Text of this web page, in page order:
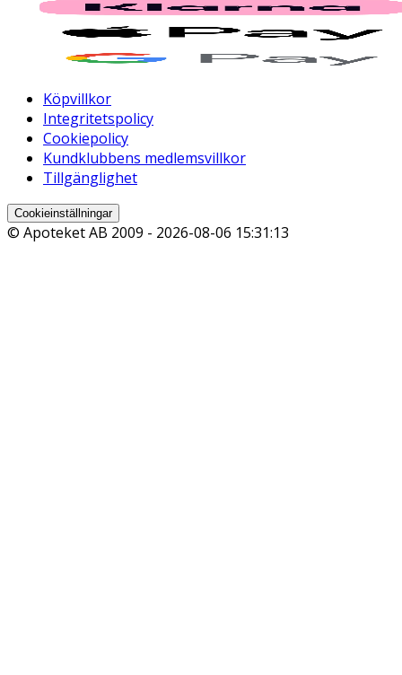
Köpvillkor
Integritetspolicy
Cookiepolicy
Kundklubbens medlemsvillkor
Tillgänglighet
Cookieinställningar
© Apoteket AB 2009 - 2026-08-06 15:31:13